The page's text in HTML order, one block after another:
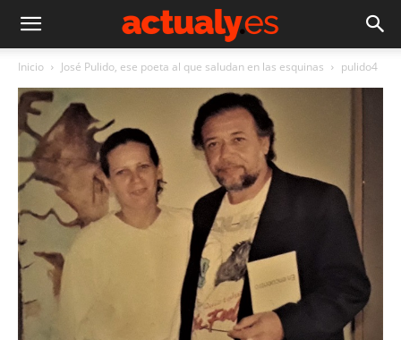
Inicio José Pulido, ese poeta al que saludan en las esquinas pulido4